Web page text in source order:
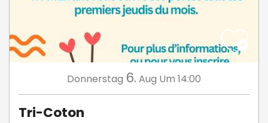
Donnerstag 6. Aug Um 14:00
Tri-Coton